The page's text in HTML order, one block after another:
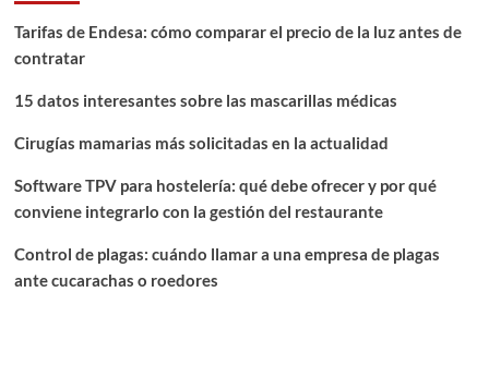
Tarifas de Endesa: cómo comparar el precio de la luz antes de
contratar
15 datos interesantes sobre las mascarillas médicas
Cirugías mamarias más solicitadas en la actualidad
Software TPV para hostelería: qué debe ofrecer y por qué
conviene integrarlo con la gestión del restaurante
Control de plagas: cuándo llamar a una empresa de plagas
ante cucarachas o roedores